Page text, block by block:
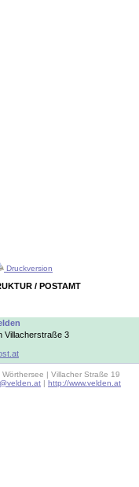
Druckversion
/ POSTAMT
Villacherstraße 3
| Villacher Straße 19
| http://www.velden.at